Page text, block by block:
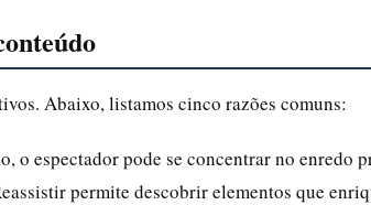
Abaixo, listamos cinco razões comuns:
o espectador pode se concentrar no enredo
permite descobrir elementos que